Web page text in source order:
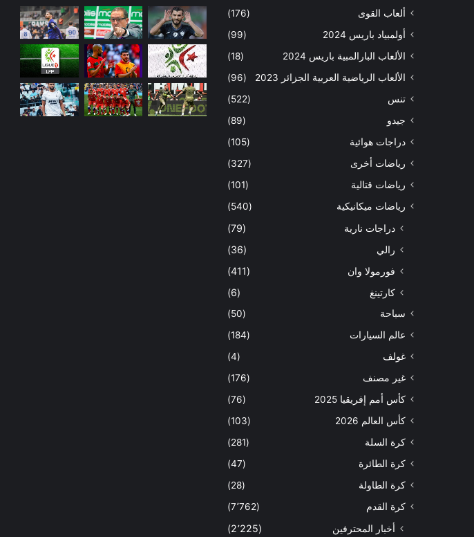
ألعاب القوى
(176)
أولمبياد باريس 2024
(99)
الألعاب البارالمبية باريس 2024
(18)
الألعاب الرياضية العربية الجزائر 2023
(96)
تنس
(522)
جيدو
(89)
دراجات هوائية
(105)
رياضات أخرى
(327)
رياضات قتالية
(101)
رياضات ميكانيكية
(540)
دراجات نارية
(79)
رالي
(36)
فورمولا وان
(411)
كارتينغ
(6)
سباحة
(50)
عالم السيارات
(184)
غولف
(4)
غير مصنف
(176)
كأس أمم إفريقيا 2025
(76)
كأس العالم 2026
(103)
كرة السلة
(281)
كرة الطائرة
(47)
كرة الطاولة
(28)
كرة القدم
(7٬762)
أخبار المحترفين (2٬225)